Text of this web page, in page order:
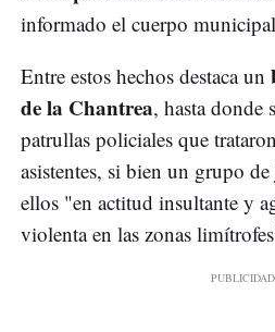
informado el cuerpo
Entre estos hechos destaca un
de la Chantrea, hasta donde
patrullas policiales que
asistentes, si bien un grupo de
ellos "en actitud insultante y
violenta en las zonas